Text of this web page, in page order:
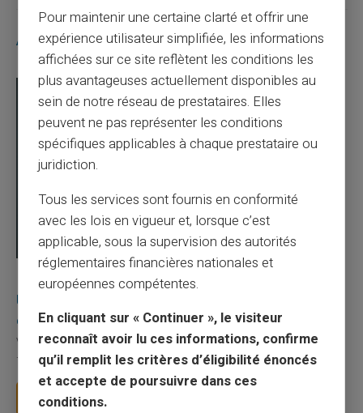
Articles similaires
03/08/2026
Une carte bancaire gratuite sans compte, ça
existe ?
Vous avez tapé cette recherche parce que votre banque vous
facture 50 € par an pour une carte que vo...
Lire la suite
Pour maintenir une certaine clarté et offrir une
expérience utilisateur simplifiée, les informations
affichées sur ce site reflètent les conditions les
plus avantageuses actuellement disponibles au
sein de notre réseau de prestataires. Elles
peuvent ne pas représenter les conditions
spécifiques applicables à chaque prestataire ou
juridiction.
Tous les services sont fournis en conformité
avec les lois en vigueur et, lorsque c’est
applicable, sous la supervision des autorités
réglementaires financières nationales et
européennes compétentes.
En cliquant sur « Continuer », le visiteur
reconnaît avoir lu ces informations, confirme
qu’il remplit les critères d’éligibilité énoncés
et accepte de poursuivre dans ces
conditions.